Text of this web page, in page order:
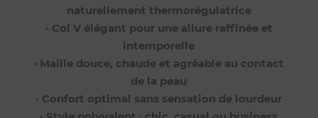
naturellement thermorégulatrice
• Col V élégant pour une allure raffinée et
intemporelle
• Maille douce, chaude et agréable au contact
de la peau
• Confort optimal sans sensation de lourdeur